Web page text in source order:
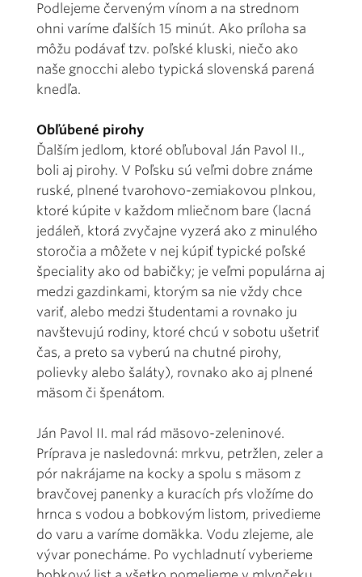
Podlejeme červeným vínom a na strednom
ohni varíme ďalších 15 minút. Ako príloha sa
môžu podávať tzv. poľské kluski, niečo ako
naše gnocchi alebo typická slovenská parená
knedľa.
Obľúbené pirohy
Ďalším jedlom, ktoré obľuboval Ján Pavol II.,
boli aj pirohy. V Poľsku sú veľmi dobre známe
ruské, plnené tvarohovo-zemiakovou plnkou,
ktoré kúpite v každom mliečnom bare (lacná
jedáleň, ktorá zvyčajne vyzerá ako z minulého
storočia a môžete v nej kúpiť typické poľské
špeciality ako od babičky; je veľmi populárna aj
medzi gazdinkami, ktorým sa nie vždy chce
variť, alebo medzi študentami a rovnako ju
navštevujú rodiny, ktoré chcú v sobotu ušetriť
čas, a preto sa vyberú na chutné pirohy,
polievky alebo šaláty), rovnako ako aj plnené
mäsom či špenátom.
Ján Pavol II. mal rád mäsovo-zeleninové.
Príprava je nasledovná: mrkvu, petržlen, zeler a
pór nakrájame na kocky a spolu s mäsom z
bravčovej panenky a kuracích pŕs vložíme do
hrnca s vodou a bobkovým listom, privedieme
do varu a varíme domäkka. Vodu zlejeme, ale
vývar ponecháme. Po vychladnutí vyberieme